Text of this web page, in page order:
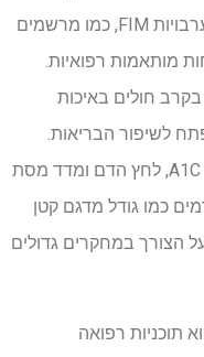
אקראיים המתבוננים בהשפעה של התערבויות FIM, כמו מרשמים
מותאמות רפואיות.
חולים באיכות
לשיפור הבריאות.
אולם שיפורים בתוצאות כולל המוגלובין A1C, לחץ הדם ומדד מסת
כמו גודל מדגם קטן
הצורך במחקרים גדולים
תוכניות רפואה